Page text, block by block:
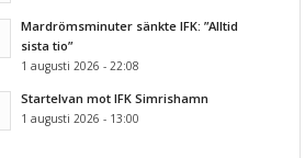
Mardrömsminuter sänkte IFK: ”Alltid
sista tio”
1 augusti 2026 - 22:08
Startelvan mot IFK Simrishamn
1 augusti 2026 - 13:00